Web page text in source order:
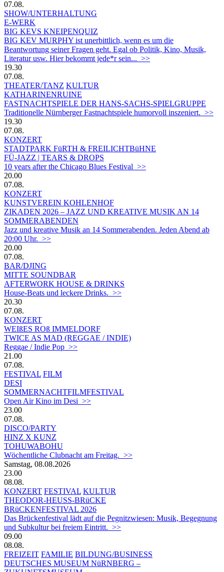
07.08.
SHOW/UNTERHALTUNG
E-WERK
BIG KEVS KNEIPENQUIZ
BIG KEV MURPHY ist unerbittlich, wenn es um die
Beantwortung seiner Fragen geht. Egal ob Politik, Kino, Musik,
Literatur usw. Hier bekommt jede*r sein... >>
19.30
07.08.
THEATER/TANZ KULTUR
KATHARINENRUINE
FASTNACHTSPIELE DER HANS-SACHS-SPIELGRUPPE
Traditionelle Nürnberger Fastnachtspiele humorvoll inszeniert. >>
19.30
07.08.
KONZERT
STADTPARK FüRTH & FREILICHTBüHNE
FÜ-JAZZ | TEARS & DROPS
10 years after the Chicago Blues Festival >>
20.00
07.08.
KONZERT
KUNSTVEREIN KOHLENHOF
ZIKADEN 2026 – JAZZ UND KREATIVE MUSIK AN 14
SOMMERABENDEN
Jazz und kreative Musik an 14 Sommerabenden. Jeden Abend ab
20:00 Uhr. >>
20.00
07.08.
BAR/DJING
MITTE SOUNDBAR
AFTERWORK HOUSE & DRINKS
House-Beats und leckere Drinks. >>
20.30
07.08.
KONZERT
WEIßES ROß IMMELDORF
TWICE AS MAD (REGGAE / INDIE)
Reggae / Indie Pop >>
21.00
07.08.
FESTIVAL FILM
DESI
SOMMERNACHTFILMFESTIVAL
Open Air Kino im Desi >>
23.00
07.08.
DISCO/PARTY
HINZ X KUNZ
TOHUWABOHU
Wöchentliche Clubnacht am Freitag. >>
Samstag, 08.08.2026
23.00
08.08.
KONZERT FESTIVAL KULTUR
THEODOR-HEUSS-BRüCKE
BRüCKENFESTIVAL 2026
Das Brückenfestival lädt auf die Pegnitzwiesen: Musik, Begegnung
und Subkultur bei freiem Eintritt. >>
09.00
08.08.
FREIZEIT FAMILIE BILDUNG/BUSINESS
DEUTSCHES MUSEUM NüRNBERG –